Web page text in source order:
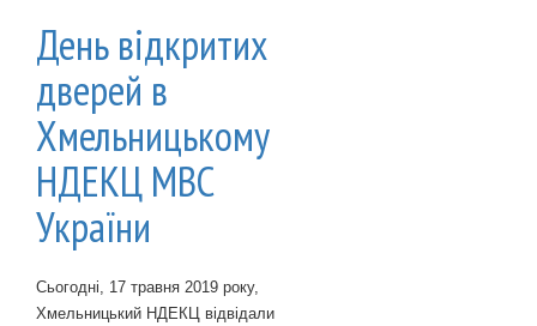
День відкритих
дверей в
Хмельницькому
НДЕКЦ МВС
України
Сьогодні, 17 травня 2019 року,
Хмельницький НДЕКЦ відвідали